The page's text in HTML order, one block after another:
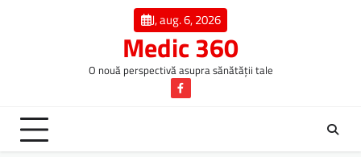
J, aug. 6, 2026
Medic 360
O nouă perspectivă asupra sănătății tale
Facebook